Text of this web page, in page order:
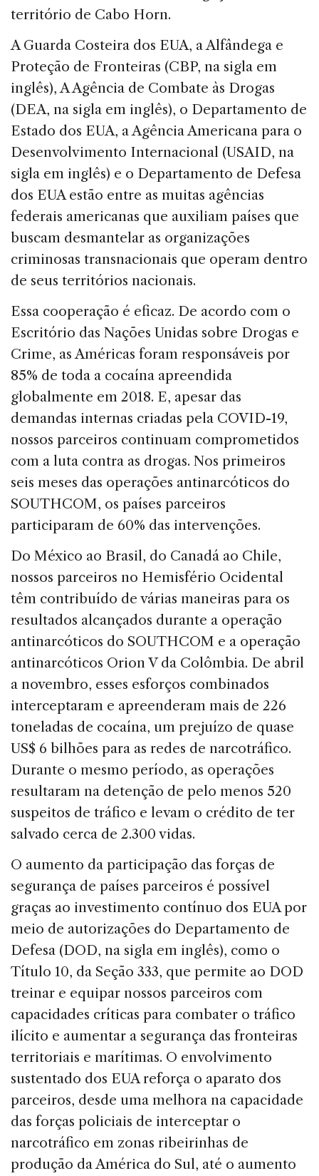
território de Cabo Horn.
A Guarda Costeira dos EUA, a Alfândega e
Proteção de Fronteiras (CBP, na sigla em
inglês), A Agência de Combate às Drogas
(DEA, na sigla em inglês), o Departamento de
Estado dos EUA, a Agência Americana para o
Desenvolvimento Internacional (USAID, na
sigla em inglês) e o Departamento de Defesa
dos EUA estão entre as muitas agências
federais americanas que auxiliam países que
buscam desmantelar as organizações
criminosas transnacionais que operam dentro
de seus territórios nacionais.
Essa cooperação é eficaz. De acordo com o
Escritório das Nações Unidas sobre Drogas e
Crime, as Américas foram responsáveis ​​por
85% de toda a cocaína apreendida
globalmente em 2018. E, apesar das
demandas internas criadas pela COVID-19,
nossos parceiros continuam comprometidos
com a luta contra as drogas. Nos primeiros
seis meses das operações antinarcóticos do
SOUTHCOM, os países parceiros
participaram de 60% das intervenções.
Do México ao Brasil, do Canadá ao Chile,
nossos parceiros no Hemisfério Ocidental
têm contribuído de várias maneiras para os
resultados alcançados durante a operação
antinarcóticos do SOUTHCOM e a operação
antinarcóticos Orion V da Colômbia. De abril
a novembro, esses esforços combinados
interceptaram e apreenderam mais de 226
toneladas de cocaína, um prejuízo de quase
US$ 6 bilhões para as redes de narcotráfico.
Durante o mesmo período, as operações
resultaram na detenção de pelo menos 520
suspeitos de tráfico e levam o crédito de ter
salvado cerca de 2.300 vidas.
O aumento da participação das forças de
segurança de países parceiros é possível
graças ao investimento contínuo dos EUA por
meio de autorizações do Departamento de
Defesa (DOD, na sigla em inglês), como o
Título 10, da Seção 333, que permite ao DOD
treinar e equipar nossos parceiros com
capacidades críticas para combater o tráfico
ilícito e aumentar a segurança das fronteiras
territoriais e marítimas. O envolvimento
sustentado dos EUA reforça o aparato dos
parceiros, desde uma melhora na capacidade
das forças policiais de interceptar o
narcotráfico em zonas ribeirinhas de
produção da América do Sul, até o aumento